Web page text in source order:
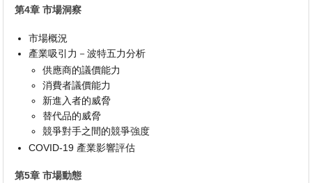
第4章 市場洞察
市場概況
產業吸引力－波特五力分析
供應商的議價能力
消費者議價能力
新進入者的威脅
替代品的威脅
競爭對手之間的競爭強度
COVID-19 產業影響評估
第5章 市場動態